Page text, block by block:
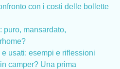
con i costi delle bollette
puro, mansardato,
usati: esempi e riflessioni
camper? Una prima